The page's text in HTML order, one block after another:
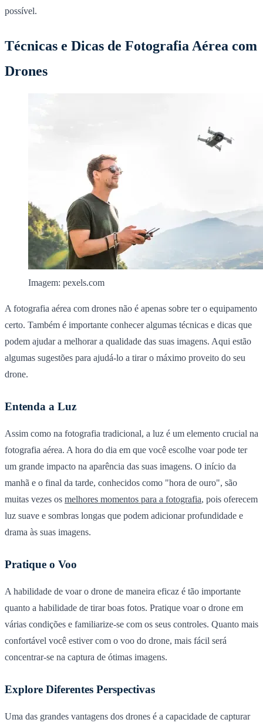
possível.
Técnicas e Dicas de Fotografia Aérea com
Drones
Imagem: pexels.com
A fotografia aérea com drones não é apenas sobre ter o equipamento
certo. Também é importante conhecer algumas técnicas e dicas que
podem ajudar a melhorar a qualidade das suas imagens. Aqui estão
algumas sugestões para ajudá-lo a tirar o máximo proveito do seu
drone.
Entenda a Luz
Assim como na fotografia tradicional, a luz é um elemento crucial na
fotografia aérea. A hora do dia em que você escolhe voar pode ter
um grande impacto na aparência das suas imagens. O início da
manhã e o final da tarde, conhecidos como "hora de ouro", são
muitas vezes os melhores momentos para a fotografia, pois oferecem
luz suave e sombras longas que podem adicionar profundidade e
drama às suas imagens.
Pratique o Voo
A habilidade de voar o drone de maneira eficaz é tão importante
quanto a habilidade de tirar boas fotos. Pratique voar o drone em
várias condições e familiarize-se com os seus controles. Quanto mais
confortável você estiver com o voo do drone, mais fácil será
concentrar-se na captura de ótimas imagens.
Explore Diferentes Perspectivas
Uma das grandes vantagens dos drones é a capacidade de capturar